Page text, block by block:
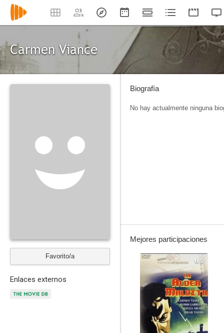
Carmen Viance
Favorito/a
Enlaces externos
Biografía
No hay actualmente ninguna
Mejores participaciones
6.0